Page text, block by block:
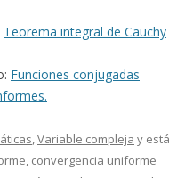
Teorema integral de Cauchy
Funciones conjugadas
,Variable compleja y está
, convergencia uniforme